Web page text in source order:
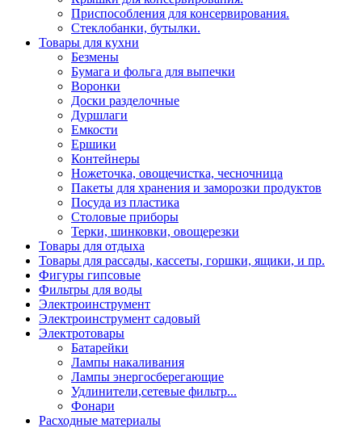
Приспособления для консервирования.
Стеклобанки, бутылки.
Товары для кухни
Безмены
Бумага и фольга для выпечки
Воронки
Доски разделочные
Дуршлаги
Емкости
Ершики
Контейнеры
Ножеточка, овощечистка, чесночница
Пакеты для хранения и заморозки продуктов
Посуда из пластика
Столовые приборы
Терки, шинковки, овощерезки
Товары для отдыха
Товары для рассады, кассеты, горшки, ящики, и пр.
Фигуры гипсовые
Фильтры для воды
Электроинструмент
Электроинструмент садовый
Электротовары
Батарейки
Лампы накаливания
Лампы энергосберегающие
Удлинители,сетевые фильтр...
Фонари
Расходные материалы